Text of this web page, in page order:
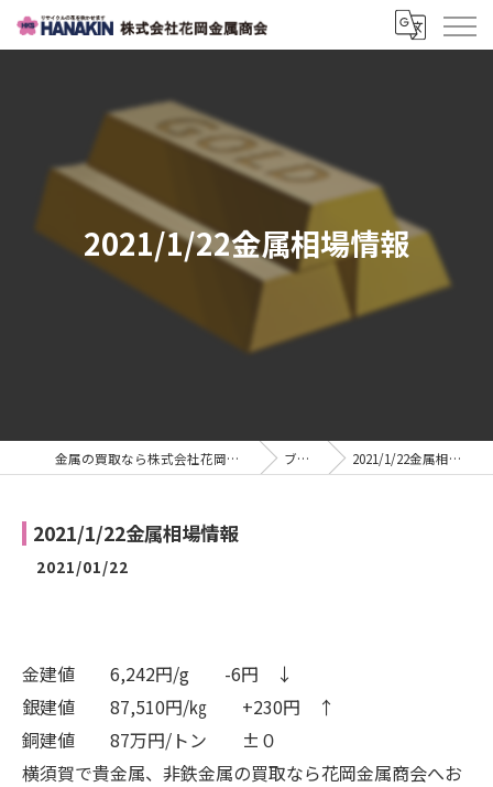
2021/1/22金属相場情報
金属の買取なら株式会社花岡金属商会 ブログ 2021/1/22金属相場情報
2021/1/22金属相場情報
2021/01/22
金建値 6,242円/g -6円 ↓
銀建値 87,510円/㎏ +230円 ↑
銅建値 87万円/トン ±０
横須賀で貴金属、非鉄金属の買取なら花岡金属商会へお